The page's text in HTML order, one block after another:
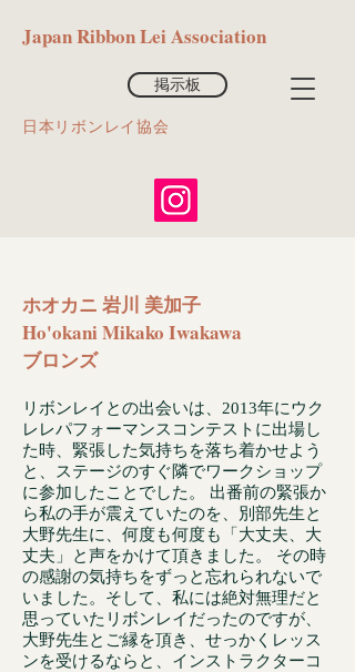
​Japan Ribbon Lei Association
掲示板
​日本リボンレイ協会
ホオカニ 岩川 美加子
Ho'okani Mikako Iwakawa
ブロンズ
リボンレイとの出会いは、2013年にウク
レレパフォーマンスコンテストに出場し
た時、緊張した気持ちを落ち着かせよう
と、ステージのすぐ隣でワークショップ
に参加したことでした。 出番前の緊張か
ら私の手が震えていたのを、別部先生と
大野先生に、何度も何度も「大丈夫、大
丈夫」と声をかけて頂きました。 その時
の感謝の気持ちをずっと忘れられないで
いました。そして、私には絶対無理だと
思っていたリボンレイだったのですが、
大野先生とご縁を頂き、せっかくレッス
ンを受けるならと、インストラクターコ